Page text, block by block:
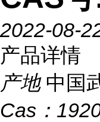
2022-08-
产品详情
产地 中国
Cas：